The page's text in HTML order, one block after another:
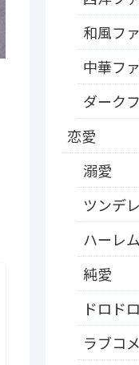
和風フ
中華フ
ダーク
恋愛
溺愛
ツンデレ
ハーレ
純愛
ドロドロ
ラブコメ